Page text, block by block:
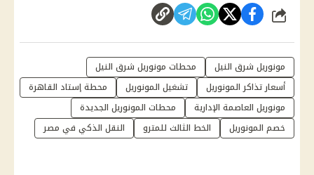
شارك
مونوريل شرق النيل
محطات مونوريل شرق النيل
أسعار تذاكر المونوريل
تشغيل المونوريل
محطة إستاد القاهرة
مونوريل العاصمة الإدارية
محطات المونوريل الجديدة
خصم المونوريل
الخط الثالث للمترو النقل الذكي في مصر